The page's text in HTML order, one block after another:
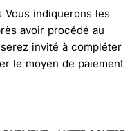
Vous indiquerons les
avoir procédé au
invité à compléter
le moyen de paiement